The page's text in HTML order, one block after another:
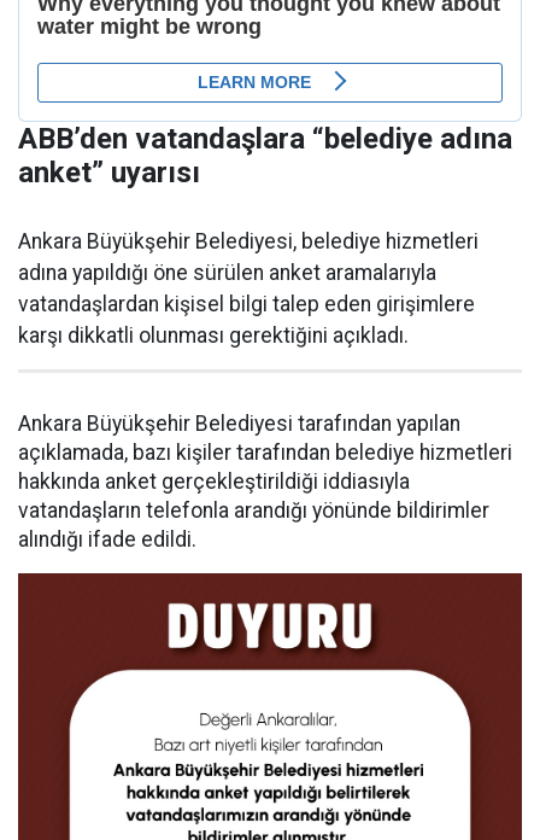
ABB’den vatandaşlara “belediye adına
anket” uyarısı
Ankara Büyükşehir Belediyesi, belediye hizmetleri
adına yapıldığı öne sürülen anket aramalarıyla
vatandaşlardan kişisel bilgi talep eden girişimlere
karşı dikkatli olunması gerektiğini açıkladı.
Ankara Büyükşehir Belediyesi tarafından yapılan
açıklamada, bazı kişiler tarafından belediye hizmetleri
hakkında anket gerçekleştirildiği iddiasıyla
vatandaşların telefonla arandığı yönünde bildirimler
alındığı ifade edildi.